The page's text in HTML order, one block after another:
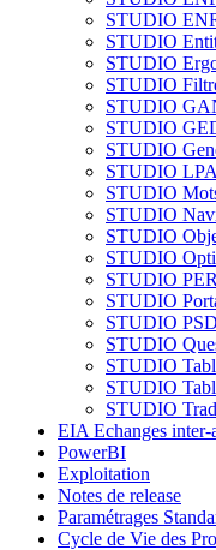
STUDIO
STUDIO
STUDIO
STUDIO
STUDIO
STUDIO
STUDIO
STUDIO LPA
STUDIO
STUDIO
STUDIO
STUDIO
STUDIO
STUDIO
STUDIO
STUDIO
STUDIO
STUDIO
STUDIO
EIA Echanges
PowerBI
Exploitation
Notes de release
Paramétrages
Cycle de Vie des